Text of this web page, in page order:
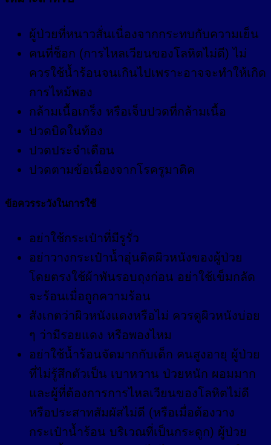
ผู้ป่วยที่หนาวสั่นเนื่องจากกระทบกับความเย็น
คนที่ช็อก (การไหลเวียนของโลหิตไม่ดี) ไม่
ควรใช้น้ำร้อนจนเกินไปเพราะอาจจะทำให้เกิด
การไหม้พอง
กล้ามเนื้อเกร็ง หรือเจ็บปวดที่กล้ามเนื้อ
ปวดบิดในท้อง
ปวดประจำเดือน
ปวดตามข้อเนื่องจากโรครูมาติค
ข้อควรระวังในการใช้
อย่าใช้กระเป๋าที่มีรูรั่ว
อย่าวางกระเป๋าน้ำอุ่นติดผิวหนังของผู้ป่วย
โดยตรงใช้ผ้าพันรอบถุงก่อน อย่าใช้เข็มกลัด
จะร้อนเมื่อถูกความร้อน
สังเกตว่าผิวหนังแดงหรือไม่ ควรดูผิวหนังบ่อย
ๆ ว่ามีรอยแดง หรือพองไหม
อย่าใช้น้ำร้อนจัดมากกับเด็ก คนสูงอายุ ผู้ป่วย
ที่ไม่รู้สึกตัวเป็น เบาหวาน ป่วยหนัก ผอมมาก
และผู้ที่ต้องการการไหลเวียนของโลหิตไม่ดี
หรือประสาทสัมผัสไม่ดี (หรือเมื่อต้องวาง
กระเป๋าน้ำร้อน บริเวณที่เป็นกระดูก) ผู้ป่วย